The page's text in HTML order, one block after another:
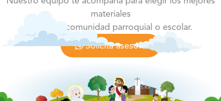
materiales
según tu comunidad parroquial o escolar.
Solicita asesoría